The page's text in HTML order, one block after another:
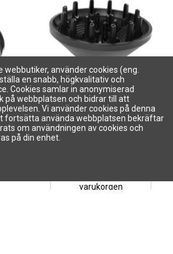
Diffusor för Ultron Borrum
hårtork
SALON LINE
P005518
varukorgen
webbutiker, använder cookies (eng.
en snabb, högkvalitativ och
Cookies samlar in anonymiserad
på webbplatsen och bidrar till att
Vi använder cookies på denna
fortsätta använda webbplatsen bekräftar
om användningen av cookies och
på din enhet.